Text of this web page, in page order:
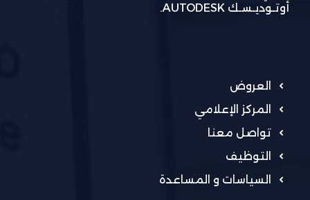
أوتـوديـسـك AUTODESK.
العروض
المركز الإعلامي
تواصل معنا
التوظيف
السياسات و المساعدة